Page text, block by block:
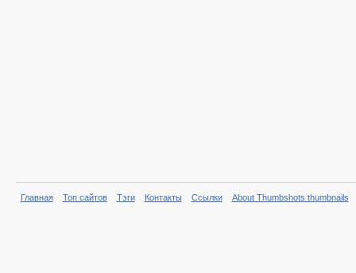
Главная Топ сайтов Тэги Контакты Ссылки About Thumbshots thumbnails